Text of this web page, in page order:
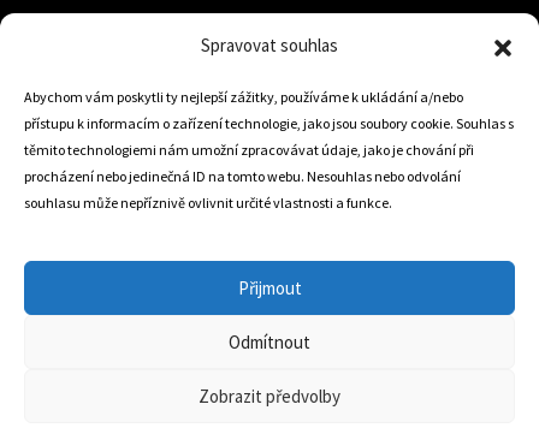
Spravovat souhlas
Abychom vám poskytli ty nejlepší zážitky, používáme k ukládání a/nebo
přístupu k informacím o zařízení technologie, jako jsou soubory cookie. Souhlas s
těmito technologiemi nám umožní zpracovávat údaje, jako je chování při
procházení nebo jedinečná ID na tomto webu. Nesouhlas nebo odvolání
souhlasu může nepříznivě ovlivnit určité vlastnosti a funkce.
Přijmout
Odmítnout
Zobrazit předvolby
LUF s.r.o.
Nám. M.R.Štefanika 518,
Trstená 02801
info@dojezdovakola.com